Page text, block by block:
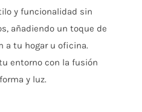
y funcionalidad sin
añadiendo un toque de
a tu hogar u oficina.
entorno con la fusión
y luz.